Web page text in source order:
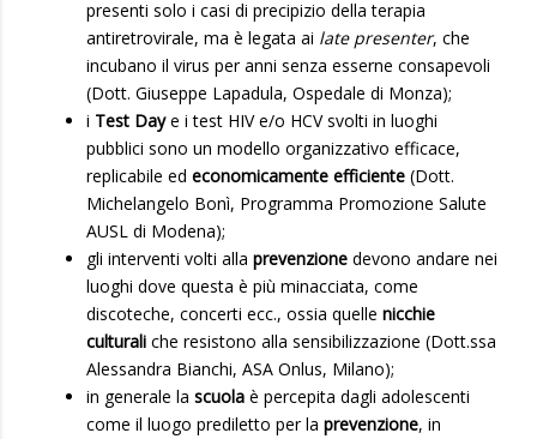
presenti solo i casi di precipizio della terapia
antiretrovirale, ma è legata ai late presenter, che
incubano il virus per anni senza esserne consapevoli
(Dott. Giuseppe Lapadula, Ospedale di Monza);
i Test Daye i test HIV e/o HCV svolti in luoghi
pubblici sono un modello organizzativo efficace,
replicabile ed economicamente efficiente (Dott.
Michelangelo Bonì, Programma Promozione Salute
AUSL di Modena);
gli interventi volti alla prevenzione devono andare nei
luoghi dove questa è più minacciata, come
discoteche, concerti ecc., ossia quelle nicchie
culturali che resistono alla sensibilizzazione (Dott.ssa
Alessandra Bianchi, ASA Onlus, Milano);
in generale la scuola è percepita dagli adolescenti
come il luogo prediletto per la prevenzione, in